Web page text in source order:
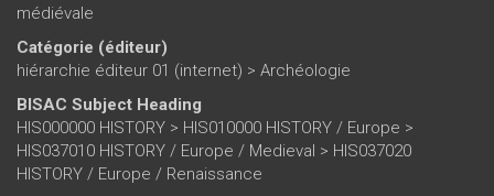
médiévale
Catégorie (éditeur)
hiérarchie éditeur 01 (internet) > Archéologie
BISAC Subject Heading
HIS000000 HISTORY > HIS010000 HISTORY / Europe >
HIS037010 HISTORY / Europe / Medieval > HIS037020
HISTORY / Europe / Renaissance